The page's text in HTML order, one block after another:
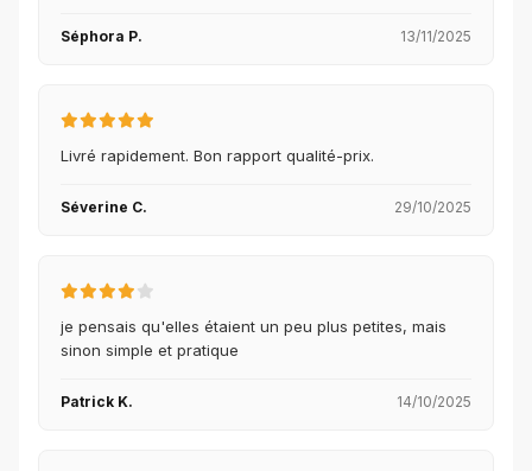
Séphora P. 13/11/2025
Livré rapidement. Bon rapport qualité-prix.
Séverine C. 29/10/2025
je pensais qu'elles étaient un peu plus petites, mais
sinon simple et pratique
Patrick K. 14/10/2025